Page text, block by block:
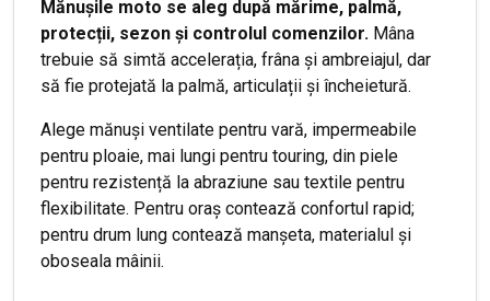
Mănușile moto se aleg după mărime, palmă,
protecții, sezon și controlul comenzilor. Mâna
trebuie să simtă accelerația, frâna și ambreiajul, dar
să fie protejată la palmă, articulații și încheietură.
Alege mănuși ventilate pentru vară, impermeabile
pentru ploaie, mai lungi pentru touring, din piele
pentru rezistență la abraziune sau textile pentru
flexibilitate. Pentru oraș contează confortul rapid;
pentru drum lung contează manșeta, materialul și
oboseala mâinii.